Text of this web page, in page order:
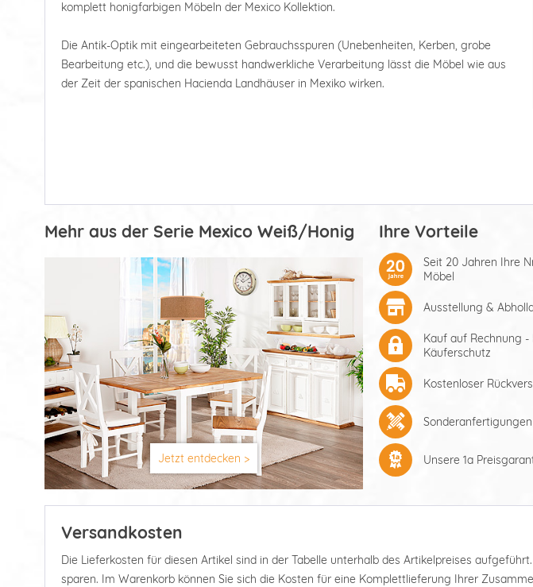
komplett honigfarbigen Möbeln der Mexico Kollektion.
Die Antik-Optik mit eingearbeiteten Gebrauchsspuren (Unebenheiten, Kerben, grobe
Bearbeitung etc.), und die bewusst handwerkliche Verarbeitung lässt die Möbel wie aus
der Zeit der spanischen Hacienda Landhäuser in Mexiko wirken.
Mehr aus der Serie Mexico Weiß/Honig
Jetzt entdecken >
Ihre Vorteile
Seit 20 Jahren Ihre
Möbel
Ausstellung &
Kauf auf Rechnung -
Käuferschutz
Kostenloser
Unsere 1a
Versandkosten
Die Lieferkosten für diesen Artikel sind in der Tabelle unterhalb des Artikelpreises
sparen. Im Warenkorb können Sie sich die Kosten für eine Komplettlieferung Ihrer